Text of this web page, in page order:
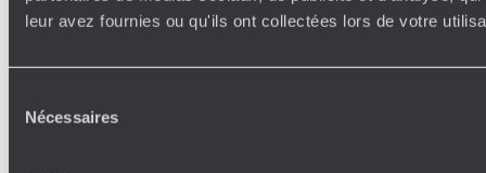
leur avez fournies ou qu'ils ont collectées lors de votre
Nécessaires